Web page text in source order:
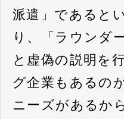
派遣」であると
り、「ラウンダ
と虚偽の説明を
グ企業もあるの
ニーズがあるか